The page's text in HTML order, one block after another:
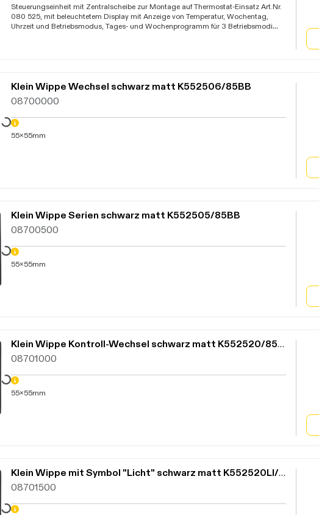
Steuerungseinheit mit Zentralscheibe zur Montage auf Thermostat-Einsatz Art.Nr.
080 525, mit beleuchtetem Display mit Anzeige von Temperatur, Wochentag,
Uhrzeit und Betriebsmodus, Tages- und Wochenprogramm für 3 Betriebsmodi
Klein Wippe Wechsel schwarz matt K552506/85BB
08700000
Daten werden geladen. Bitte warten...
55x55mm
Klein Wippe Serien schwarz matt K552505/85BB
08700500
Daten werden geladen. Bitte warten...
55x55mm
Klein Wippe Kontroll-Wechsel schwarz matt K552520/85BB
08701000
Daten werden geladen. Bitte warten...
55x55mm
Klein Wippe mit Symbol "Licht" schwarz matt K552520LI/85BB
08701500
Daten werden geladen. Bitte warten...